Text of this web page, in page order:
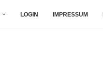
LOGIN IMPRESSUM